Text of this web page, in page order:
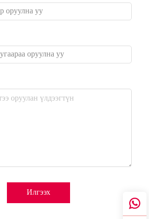
Илгээх